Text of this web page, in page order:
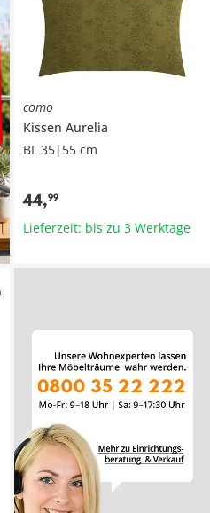
como
Kissen Aurelia
BL 35|55 cm
44,99
Lieferzeit: bis zu 3 Werktage